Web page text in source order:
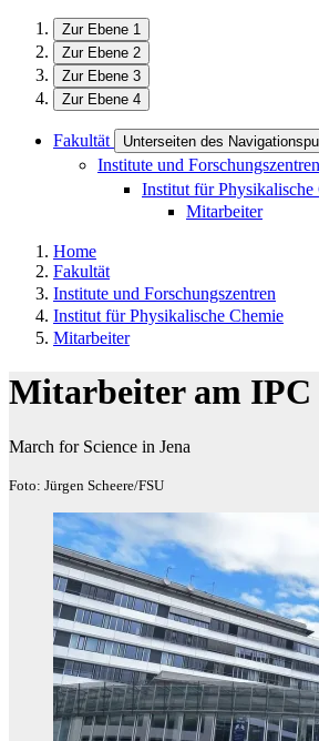
Zur Ebene 1
Zur Ebene 2
Zur Ebene 3
Zur Ebene 4
Fakultät Unterseiten des
Institute und Forschungszentren
Institut für Physikalische
Mitarbeiter
Home
Fakultät
Institute und Forschungszentren
Institut für Physikalische Chemie
Mitarbeiter
Mitarbeiter am IPC
March for Science in Jena
Foto: Jürgen Scheere/FSU